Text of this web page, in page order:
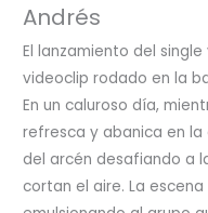
Andrés
El lanzamiento del
videoclip rodado en la
En un caluroso día,
refresca y abanica en
del arcén desafiando a
cortan el aire. La